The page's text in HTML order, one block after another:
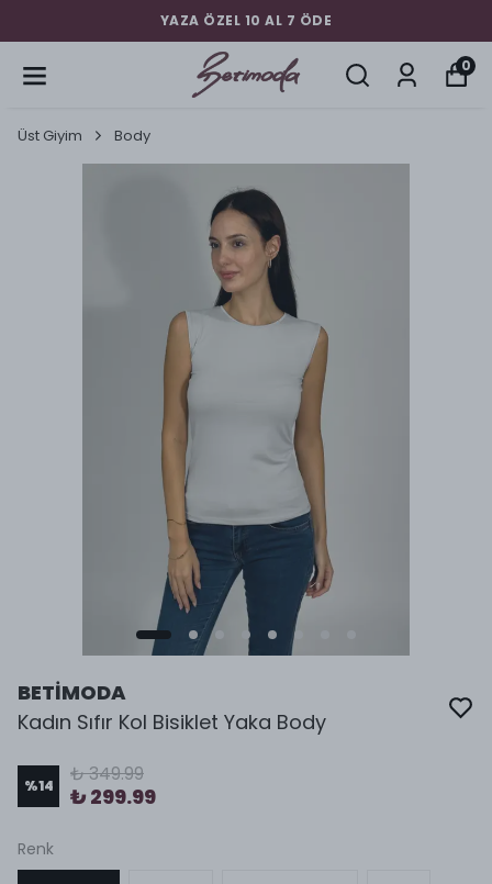
YAZA ÖZEL 10 AL 7 ÖDE
0
Üst Giyim Body
BETİMODA
Kadın Sıfır Kol Bisiklet Yaka Body
%14 ₺ 349.99
₺ 299.99
Renk